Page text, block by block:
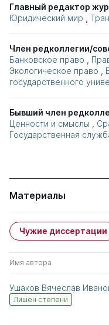
Главный редактор
Юридический мир
Член редколлегии/
Банковское право
Экологическое право
государственного
Бывший член
Ценности и смыслы
Государственная
Материалы
Чужие диссертации
Имя автора
Ушаков Вячеслав
Лишен степени